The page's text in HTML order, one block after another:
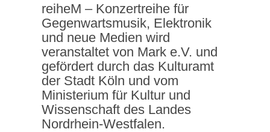
reiheM – Konzertreihe für
Gegenwartsmusik, Elektronik
und neue Medien wird
veranstaltet von Mark e.V. und
gefördert durch das Kulturamt
der Stadt Köln und vom
Ministerium für Kultur und
Wissenschaft des Landes
Nordrhein-Westfalen.